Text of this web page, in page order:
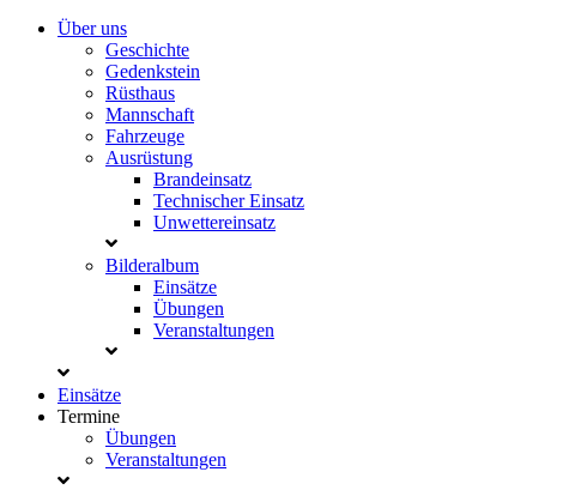
Über uns
Geschichte
Gedenkstein
Rüsthaus
Mannschaft
Fahrzeuge
Ausrüstung
Brandeinsatz
Technischer Einsatz
Unwettereinsatz
Bilderalbum
Einsätze
Übungen
Veranstaltungen
Einsätze
Termine
Übungen
Veranstaltungen